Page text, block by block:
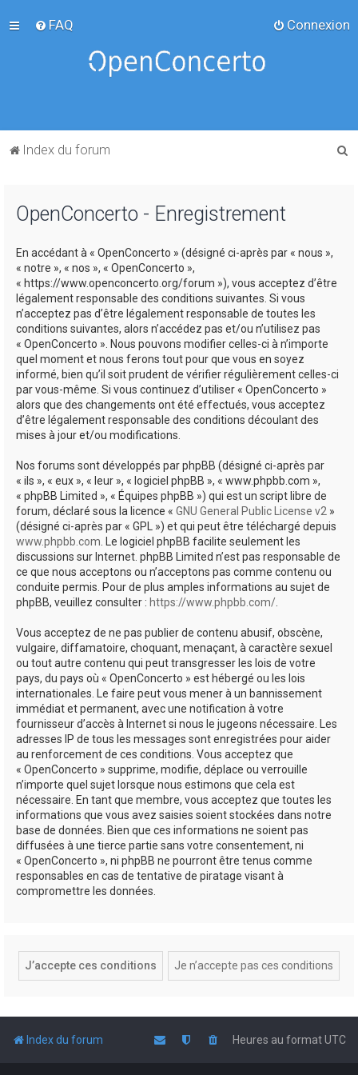
FAQ Connexion
Index du forum
OpenConcerto - Enregistrement
En accédant à « OpenConcerto » (désigné ci-après par « nous »,
« notre », « nos », « OpenConcerto »,
« https://www.openconcerto.org/forum »), vous acceptez d’être
légalement responsable des conditions suivantes. Si vous
n’acceptez pas d’être légalement responsable de toutes les
conditions suivantes, alors n’accédez pas et/ou n’utilisez pas
« OpenConcerto ». Nous pouvons modifier celles-ci à n’importe
quel moment et nous ferons tout pour que vous en soyez
informé, bien qu’il soit prudent de vérifier régulièrement celles-ci
par vous-même. Si vous continuez d’utiliser « OpenConcerto »
alors que des changements ont été effectués, vous acceptez
d’être légalement responsable des conditions découlant des
mises à jour et/ou modifications.
Nos forums sont développés par phpBB (désigné ci-après par
« ils », « eux », « leur », « logiciel phpBB », « www.phpbb.com »,
« phpBB Limited », « Équipes phpBB ») qui est un script libre de
forum, déclaré sous la licence « GNU General Public License v2 »
(désigné ci-après par « GPL ») et qui peut être téléchargé depuis
www.phpbb.com. Le logiciel phpBB facilite seulement les
discussions sur Internet. phpBB Limited n’est pas responsable de
ce que nous acceptons ou n’acceptons pas comme contenu ou
conduite permis. Pour de plus amples informations au sujet de
phpBB, veuillez consulter : https://www.phpbb.com/.
Vous acceptez de ne pas publier de contenu abusif, obscène,
vulgaire, diffamatoire, choquant, menaçant, à caractère sexuel
ou tout autre contenu qui peut transgresser les lois de votre
pays, du pays où « OpenConcerto » est hébergé ou les lois
internationales. Le faire peut vous mener à un bannissement
immédiat et permanent, avec une notification à votre
fournisseur d’accès à Internet si nous le jugeons nécessaire. Les
adresses IP de tous les messages sont enregistrées pour aider
au renforcement de ces conditions. Vous acceptez que
« OpenConcerto » supprime, modifie, déplace ou verrouille
n’importe quel sujet lorsque nous estimons que cela est
nécessaire. En tant que membre, vous acceptez que toutes les
informations que vous avez saisies soient stockées dans notre
base de données. Bien que ces informations ne soient pas
diffusées à une tierce partie sans votre consentement, ni
« OpenConcerto », ni phpBB ne pourront être tenus comme
responsables en cas de tentative de piratage visant à
compromettre les données.
Index du forum Heures au formatUTC